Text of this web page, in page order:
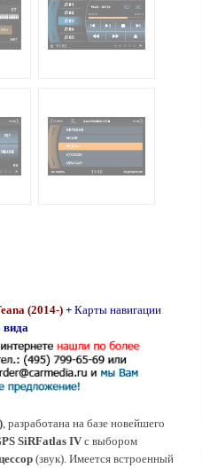
(2014-)+ Карты навигации
вида
, разработана на базе новейшего
SiRFatlas IV с выбором
(звук). Имеется встроенный